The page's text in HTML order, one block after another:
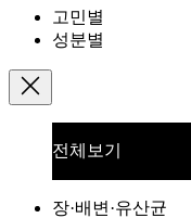
고민별
성분별
전체보기
장·배변·유산균